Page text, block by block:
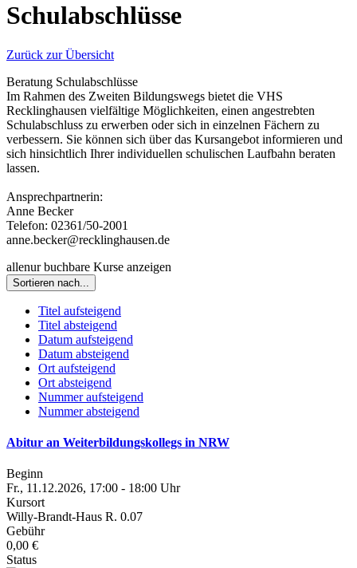
Schulabschlüsse
Zurück zur Übersicht
Beratung Schulabschlüsse
Im Rahmen des Zweiten Bildungswegs bietet die VHS
Recklinghausen vielfältige Möglichkeiten, einen angestrebten
Schulabschluss zu erwerben oder sich in einzelnen Fächern zu
verbessern. Sie können sich über das Kursangebot informieren und
sich hinsichtlich Ihrer individuellen schulischen Laufbahn beraten
lassen.
Ansprechpartnerin:
Anne Becker
Telefon: 02361/50-2001
anne.becker@recklinghausen.de
allenur buchbare Kurse anzeigen
Sortieren nach...
Titel aufsteigend
Titel absteigend
Datum aufsteigend
Datum absteigend
Ort aufsteigend
Ort absteigend
Nummer aufsteigend
Nummer absteigend
Abitur an Weiterbildungskollegs in NRW
Beginn
Fr., 11.12.2026, 17:00 - 18:00 Uhr
Kursort
Willy-Brandt-Haus R. 0.07
Gebühr
0,00 €
Status